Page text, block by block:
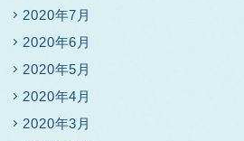
2020年7月
2020年6月
2020年5月
2020年4月
2020年3月